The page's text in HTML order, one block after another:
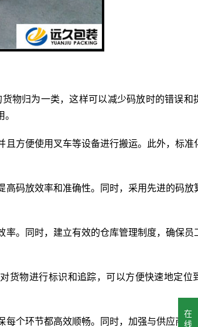
物归为一类，这样可以减少码放时的错误和
方便使用叉车等设备进行搬运。此外，标准
码放效率和准确性。同时，采用先进的码放
。同时，建立有效的仓库管理制度，确保员
物进行标识和追踪，可以方便快速地定位
个环节都高效顺畅。同时，加强与供应商和
在
线